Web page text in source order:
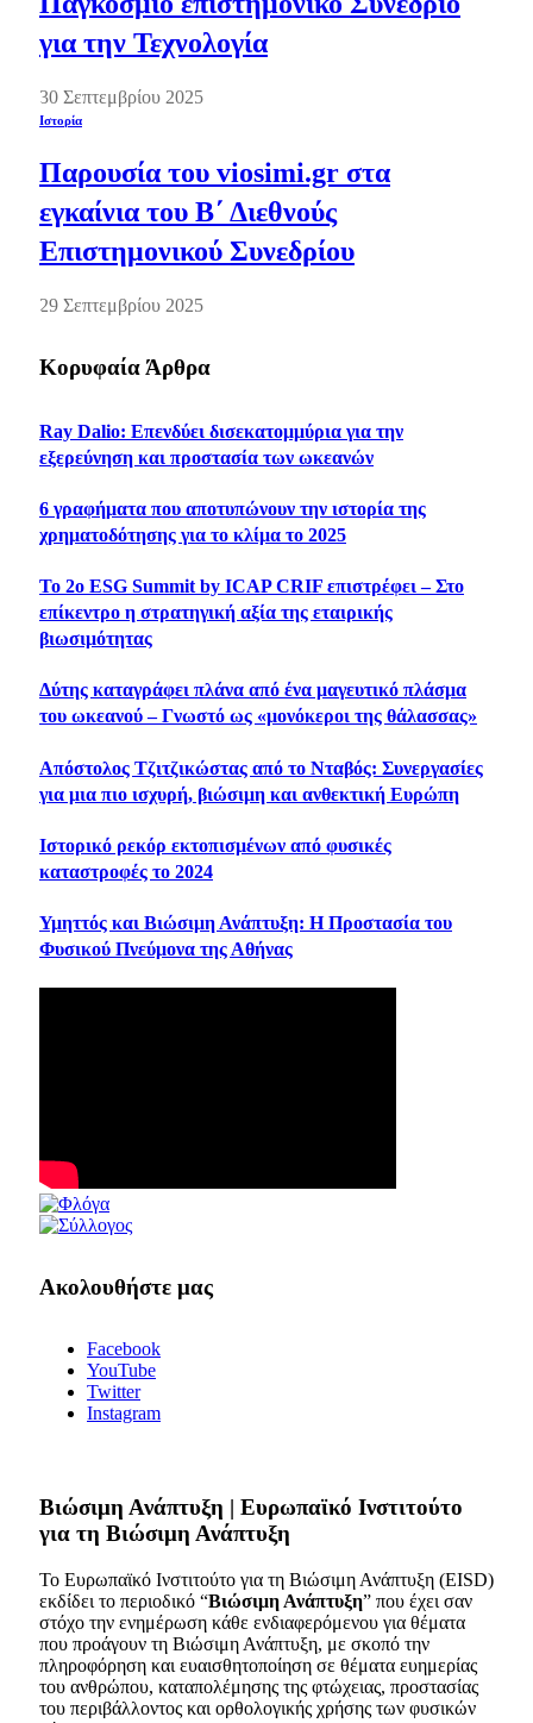
για την Τεχνολογία
30 Σεπτεμβρίου 2025
Ιστορία
Παρουσία του viosimi.gr στα
εγκαίνια του Β΄ Διεθνούς
Επιστημονικού Συνεδρίου
29 Σεπτεμβρίου 2025
Κορυφαία Άρθρα
Ray Dalio: Επενδύει δισεκατομμύρια για την
εξερεύνηση και προστασία των ωκεανών
6 γραφήματα που αποτυπώνουν την ιστορία της
χρηματοδότησης για το κλίμα το 2025
Το 2ο ESG Summit by ICAP CRIF επιστρέφει – Στο
επίκεντρο η στρατηγική αξία της εταιρικής
βιωσιμότητας
Δύτης καταγράφει πλάνα από ένα μαγευτικό πλάσμα
του ωκεανού – Γνωστό ως «μονόκεροι της θάλασσας»
Απόστολος Τζιτζικώστας από το Νταβός: Συνεργασίες
για μια πιο ισχυρή, βιώσιμη και ανθεκτική Ευρώπη
Ιστορικό ρεκόρ εκτοπισμένων από φυσικές
καταστροφές το 2024
Υμηττός και Βιώσιμη Ανάπτυξη: Η Προστασία του
Φυσικού Πνεύμονα της Αθήνας
Ακολουθήστε μας
Facebook
YouTube
Twitter
Instagram
Bιώσιμη Ανάπτυξη | Ευρωπαϊκό Ινστιτούτο
για τη Βιώσιμη Ανάπτυξη
Το Ευρωπαϊκό Ινστιτούτο για τη Βιώσιμη Ανάπτυξη (EISD)
εκδίδει το περιοδικό “Βιώσιμη Ανάπτυξη” που έχει σαν
στόχο την ενημέρωση κάθε ενδιαφερόμενου για θέματα
που προάγουν τη Βιώσιμη Ανάπτυξη, με σκοπό την
πληροφόρηση και ευαισθητοποίηση σε θέματα ευημερίας
του ανθρώπου, καταπολέμησης της φτώχειας, προστασίας
του περιβάλλοντος και ορθολογικής χρήσης των φυσικών